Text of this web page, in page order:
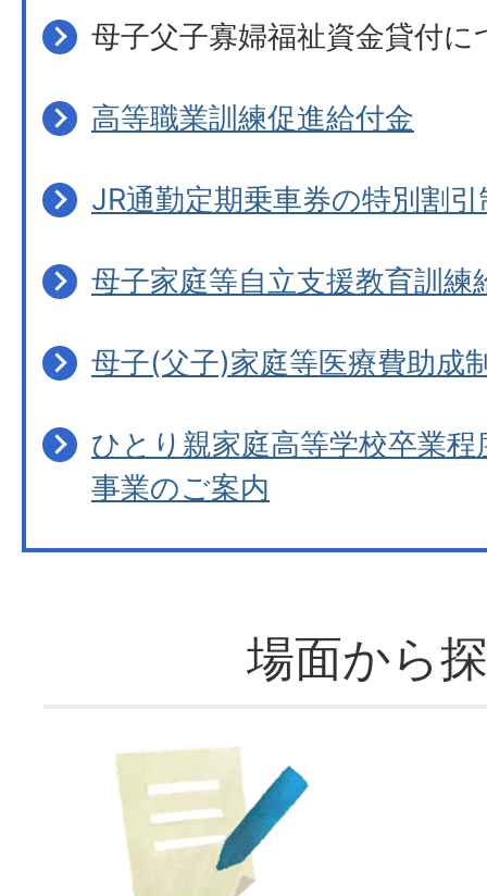
母子父子寡婦福祉資金貸付に
高等職業訓練促進給付金
JR通勤定期乗車券の特別割
母子家庭等自立支援教育訓練
母子(父子)家庭等医療費助成
ひとり親家庭高等学校卒業
事業のご案内
場面から